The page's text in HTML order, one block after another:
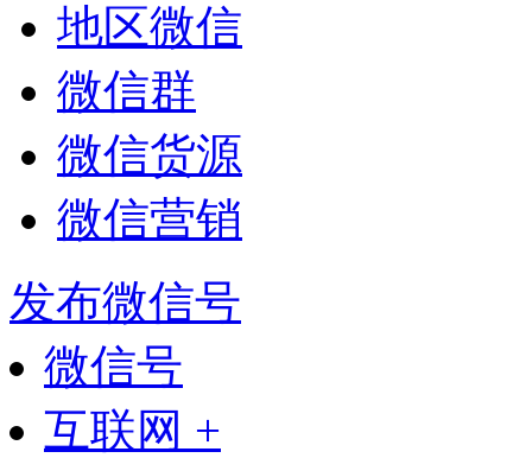
地区微信
微信群
微信货源
微信营销
发布微信号
微信号
互联网 +